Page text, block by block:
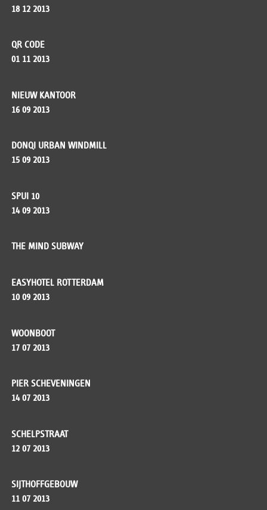
18 12 2013
QR CODE
01 11 2013
NIEUW KANTOOR
16 09 2013
DONQI URBAN WINDMILL
15 09 2013
SPUI 10
14 09 2013
THE MIND SUBWAY
EASYHOTEL ROTTERDAM
10 09 2013
WOONBOOT
17 07 2013
PIER SCHEVENINGEN
14 07 2013
SCHELPSTRAAT
12 07 2013
SIJTHOFFGEBOUW
11 07 2013